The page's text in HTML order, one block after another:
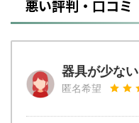
悪い評判・口コミ
器具が少ない
匿名希望